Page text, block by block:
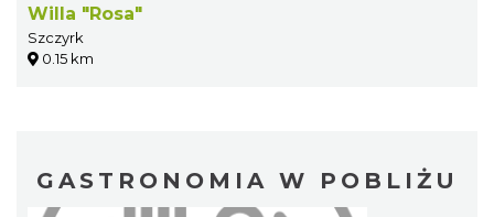
Willa "Rosa"
Szczyrk
0.15 km
GASTRONOMIA W POBLIŻU